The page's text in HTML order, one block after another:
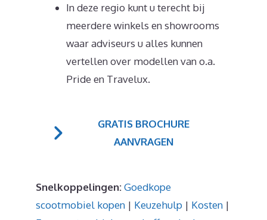
In deze regio kunt u terecht bij
meerdere winkels en showrooms
waar adviseurs u alles kunnen
vertellen over modellen van o.a.
Pride en Travelux.
GRATIS BROCHURE
AANVRAGEN
Snelkoppelingen:Goedkope
scootmobiel kopen | Keuzehulp | Kosten |